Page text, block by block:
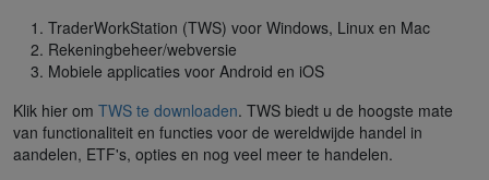
TraderWorkStation (TWS) voor Windows, Linux en Mac
Rekeningbeheer/webversie
Mobiele applicaties voor Android en iOS
Klik hier om TWS te downloaden. TWS biedt u de hoogste mate
van functionaliteit en functies voor de wereldwijde handel in
aandelen, ETF's, opties en nog veel meer te handelen.